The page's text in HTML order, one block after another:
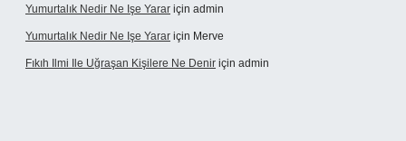
Yumurtalık Nedir Ne Işe Yarar için admin
Yumurtalık Nedir Ne Işe Yarar için Merve
Fıkıh Ilmi Ile Uğraşan Kişilere Ne Denir için admin